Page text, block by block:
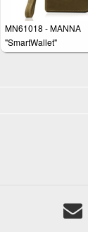
MN61018 - MANNA
"SmartWallet"
Handgelenktasche